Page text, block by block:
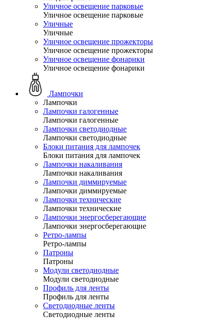
Уличное освещение парковые
Уличное освещение парковые
Уличные
Уличные
Уличное освещение прожекторы
Уличное освещение прожекторы
Уличное освещение фонарики
Уличное освещение фонарики
Лампочки
Лампочки
Лампочки галогенные
Лампочки галогенные
Лампочки светодиодные
Лампочки светодиодные
Блоки питания для лампочек
Блоки питания для лампочек
Лампочки накаливания
Лампочки накаливания
Лампочки диммируемые
Лампочки диммируемые
Лампочки технические
Лампочки технические
Лампочки энергосберегающие
Лампочки энергосберегающие
Ретро-лампы
Ретро-лампы
Патроны
Патроны
Модули светодиодные
Модули светодиодные
Профиль для ленты
Профиль для ленты
Светодиодные ленты
Светодиодные ленты